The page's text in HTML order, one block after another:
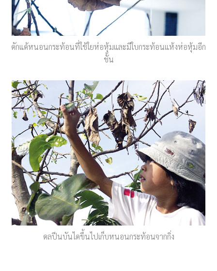
ดักแด้หนอนกระท้อนที่ใช้ใยห่อหุ้มและมีใบกระท้อนแห้งห่อหุ้มอีก
ชั้น
ดลปีนบันไดขึ้นไปเก็บหนอนกระท้อนจากกิ่ง